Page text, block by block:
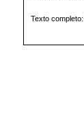
Texto completo: